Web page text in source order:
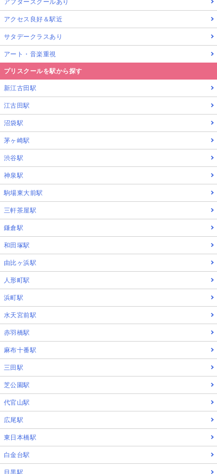
アフタースクールあり
アクセス良好＆駅近
サタデークラスあり
アート・音楽重視
プリスクールを駅から探す
新江古田駅
江古田駅
沼袋駅
茅ヶ崎駅
渋谷駅
神泉駅
駒場東大前駅
三軒茶屋駅
鎌倉駅
和田塚駅
由比ヶ浜駅
人形町駅
浜町駅
水天宮前駅
赤羽橋駅
麻布十番駅
三田駅
芝公園駅
代官山駅
広尾駅
東日本橋駅
白金台駅
目黒駅